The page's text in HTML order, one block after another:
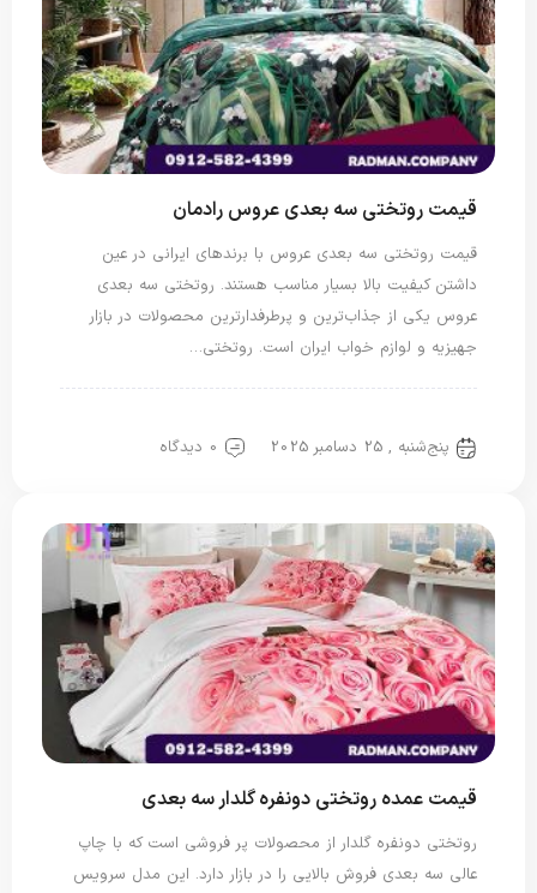
قیمت روتختی سه بعدی عروس رادمان
قیمت روتختی سه بعدی عروس با برندهای ایرانی در عین
داشتن کیفیت بالا بسیار مناسب هستند. روتختی سه بعدی
عروس یکی از جذاب‌ترین و پرطرفدارترین محصولات در بازار
جهیزیه و لوازم خواب ایران است. روتختی…
پنج‌شنبه , 25 دسامبر 2025 0 دیدگاه
قیمت عمده روتختی دونفره گلدار سه بعدی
روتختی دونفره گلدار از محصولات پر فروشی است که با چاپ
عالی سه بعدی فروش بالایی را در بازار دارد. این مدل سرویس